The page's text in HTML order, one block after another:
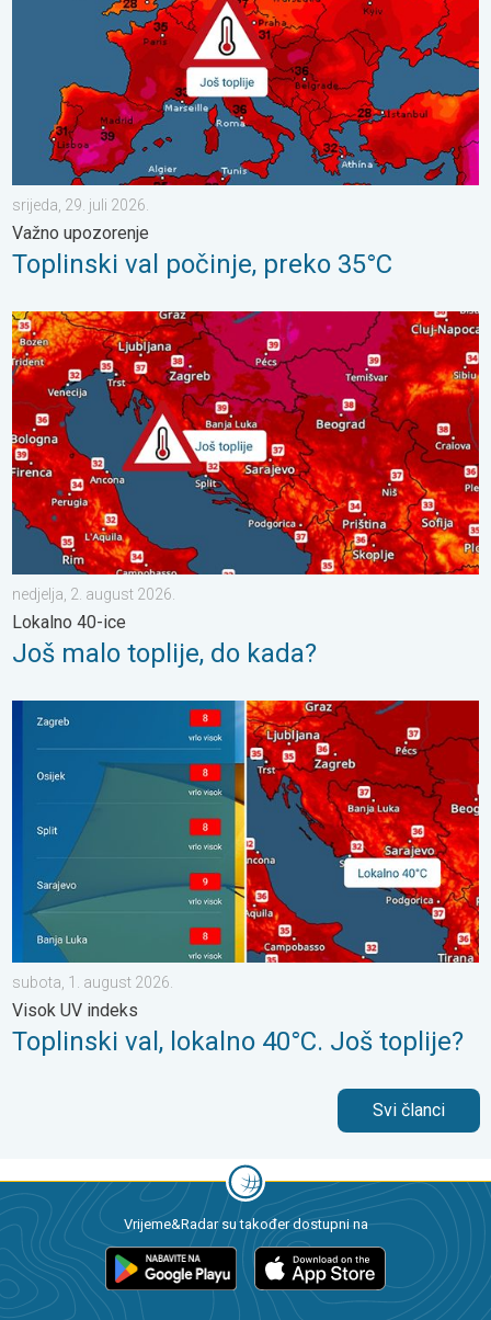
srijeda, 29. juli 2026.
Važno upozorenje
Toplinski val počinje, preko 35°C
Još malo toplije, do kada?. Lokalno 40-ice. . . nedjelja, 2.
nedjelja, 2. august 2026.
Lokalno 40-ice
Još malo toplije, do kada?
Toplinski val, lokalno 40°C. Još toplije?. Visok UV indeks. . .
subota, 1. august 2026.
Visok UV indeks
Toplinski val, lokalno 40°C. Još toplije?
Svi članci
Vrijeme&Radar su također dostupni na